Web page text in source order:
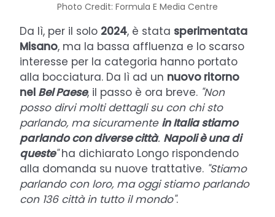
Photo Credit: Formula E Media Centre
Da lì, per il solo 2024, è stata sperimentata
Misano, ma la bassa affluenza e lo scarso
interesse per la categoria hanno portato
alla bocciatura. Da lì ad un nuovo ritorno
nel Bel Paese, il passo è ora breve. "Non
posso dirvi molti dettagli su con chi sto
parlando, ma sicuramente in Italia stiamo
parlando con diverse città. Napoli è una di
queste"ha dichiarato Longo rispondendo
alla domanda su nuove trattative. "Stiamo
parlando con loro, ma oggi stiamo parlando
con 136 città in tutto il mondo".